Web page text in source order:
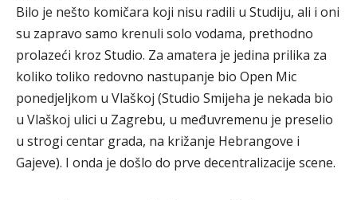
Bilo je nešto komičara koji nisu radili u Studiju, ali i oni
su zapravo samo krenuli solo vodama, prethodno
prolazeći kroz Studio. Za amatera je jedina prilika za
koliko toliko redovno nastupanje bio Open Mic
ponedjeljkom u Vlaškoj (Studio Smijeha je nekada bio
u Vlaškoj ulici u Zagrebu, u međuvremenu je preselio
u strogi centar grada, na križanje Hebrangove i
Gajeve). I onda je došlo do prve decentralizacije scene.